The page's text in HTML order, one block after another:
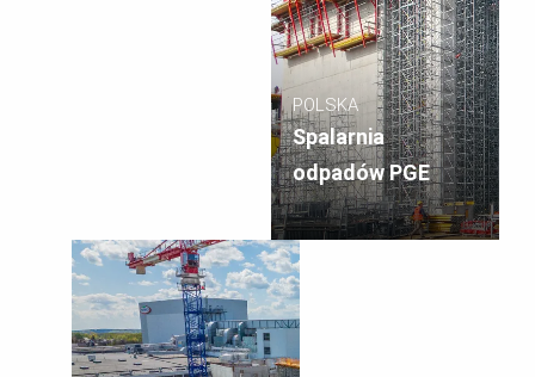
POLSKA
Spalarnia
odpadów PGE